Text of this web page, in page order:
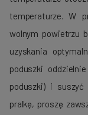
temperaturze. W
wolnym powietrzu
uzyskania
poduszki
poduszki) i suszyć
pralkę, proszę